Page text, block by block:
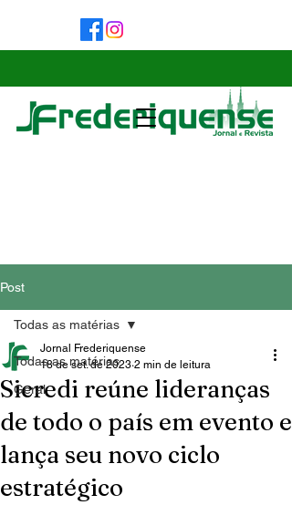
Post
Todas as matérias
Geral
Todas as matérias
Sicredi reúne lideranças
de todo o país em evento e
lança seu novo ciclo
estratégico
Jornal Frederiquense
18 de set. de 2023 2 min de leitura